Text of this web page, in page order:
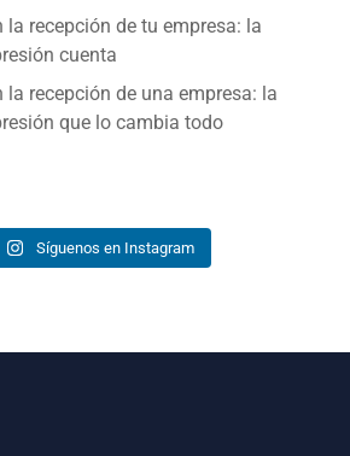
la recepción de tu empresa: la
cuenta
la recepción de una empresa: la
que lo cambia todo
Síguenos en Instagram